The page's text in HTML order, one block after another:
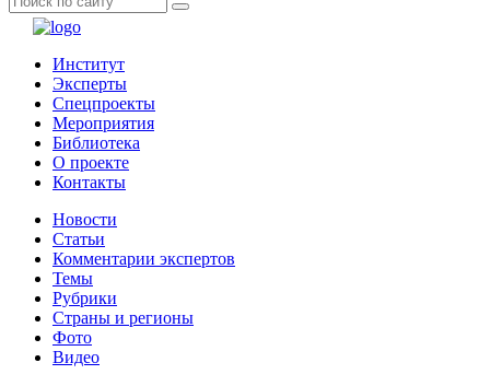
Институт
Эксперты
Спецпроекты
Мероприятия
Библиотека
О проекте
Контакты
Новости
Статьи
Комментарии экспертов
Темы
Рубрики
Страны и регионы
Фото
Видео